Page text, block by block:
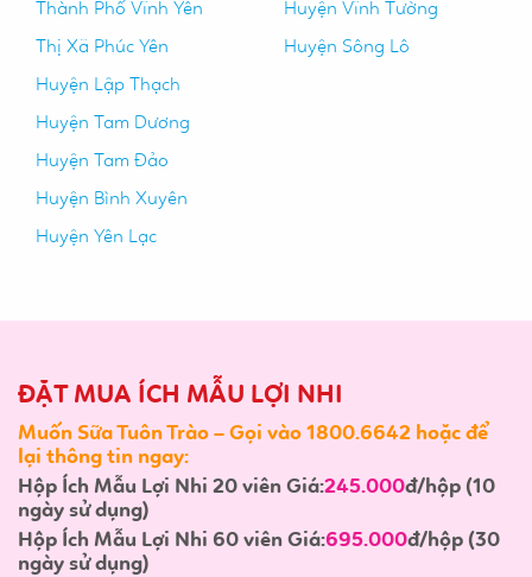
Thành Phố Vĩnh Yên
Thị Xã Phúc Yên
Huyện Lập Thạch
Huyện Tam Dương
Huyện Tam Đảo
Huyện Bình Xuyên
Huyện Yên Lạc
Huyện Vĩnh Tường
Huyện Sông Lô
ĐẶT MUA ÍCH MẪU LỢI NHI
Muốn Sữa Tuôn Trào – Gọi vào 1800.6642 hoặc để
lại thông tin ngay:
Hộp Ích Mẫu Lợi Nhi 20 viên Giá:245.000đ/hộp (10
ngày sử dụng)
Hộp Ích Mẫu Lợi Nhi 60 viên Giá:695.000đ/hộp (30
ngày sử dụng)